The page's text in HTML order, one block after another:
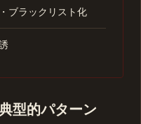
ブラックリスト化
型的パターン